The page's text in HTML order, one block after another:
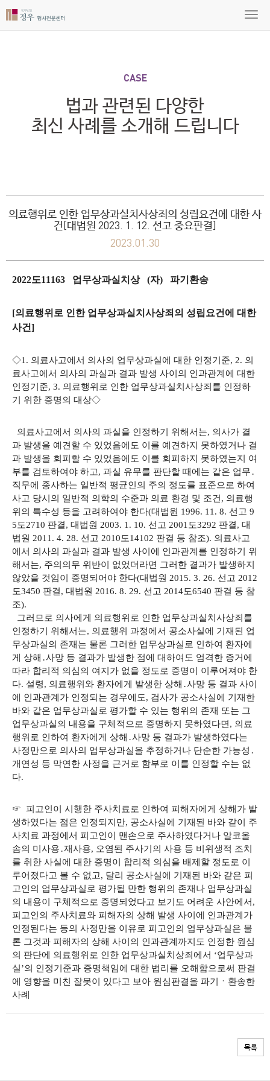
CASE
법과 관련된 다양한
최신 사례를 소개해 드립니다
의료행위로 인한 업무상과실치사상죄의 성립요건에 대한 사
건[대법원 2023. 1. 12. 선고 중요판결]
2023.01.30
2022도11163 업무상과실치상 (자) 파기환송
[의료행위로 인한 업무상과실치사상죄의 성립요건에 대한
사건]
◇1. 의료사고에서 의사의 업무상과실에 대한 인정기준, 2. 의
료사고에서 의사의 과실과 결과 발생 사이의 인과관계에 대한
인정기준, 3. 의료행위로 인한 업무상과실치사상죄를 인정하
기 위한 증명의 대상◇
의료사고에서 의사의 과실을 인정하기 위해서는, 의사가 결
과 발생을 예견할 수 있었음에도 이를 예견하지 못하였거나 결
과 발생을 회피할 수 있었음에도 이를 회피하지 못하였는지 여
부를 검토하여야 하고, 과실 유무를 판단할 때에는 같은 업무․
직무에 종사하는 일반적 평균인의 주의 정도를 표준으로 하여
사고 당시의 일반적 의학의 수준과 의료 환경 및 조건, 의료행
위의 특수성 등을 고려하여야 한다(대법원 1996. 11. 8. 선고 9
5도2710 판결, 대법원 2003. 1. 10. 선고 2001도3292 판결, 대
법원 2011. 4. 28. 선고 2010도14102 판결 등 참조). 의료사고
에서 의사의 과실과 결과 발생 사이에 인과관계를 인정하기 위
해서는, 주의의무 위반이 없었더라면 그러한 결과가 발생하지
않았을 것임이 증명되어야 한다(대법원 2015. 3. 26. 선고 2012
도3450 판결, 대법원 2016. 8. 29. 선고 2014도6540 판결 등 참
조).
그러므로 의사에게 의료행위로 인한 업무상과실치사상죄를
인정하기 위해서는, 의료행위 과정에서 공소사실에 기재된 업
무상과실의 존재는 물론 그러한 업무상과실로 인하여 환자에
게 상해․사망 등 결과가 발생한 점에 대하여도 엄격한 증거에
따라 합리적 의심의 여지가 없을 정도로 증명이 이루어져야 한
다. 설령, 의료행위와 환자에게 발생한 상해․사망 등 결과 사이
에 인과관계가 인정되는 경우에도, 검사가 공소사실에 기재한
바와 같은 업무상과실로 평가할 수 있는 행위의 존재 또는 그
업무상과실의 내용을 구체적으로 증명하지 못하였다면, 의료
행위로 인하여 환자에게 상해․사망 등 결과가 발생하였다는
사정만으로 의사의 업무상과실을 추정하거나 단순한 가능성․
개연성 등 막연한 사정을 근거로 함부로 이를 인정할 수는 없
다.
☞ 피고인이 시행한 주사치료로 인하여 피해자에게 상해가 발
생하였다는 점은 인정되지만, 공소사실에 기재된 바와 같이 주
사치료 과정에서 피고인이 맨손으로 주사하였다거나 알코올
솜의 미사용․재사용, 오염된 주사기의 사용 등 비위생적 조치
를 취한 사실에 대한 증명이 합리적 의심을 배제할 정도로 이
루어졌다고 볼 수 없고, 달리 공소사실에 기재된 바와 같은 피
고인의 업무상과실로 평가될 만한 행위의 존재나 업무상과실
의 내용이 구체적으로 증명되었다고 보기도 어려운 사안에서,
피고인의 주사치료와 피해자의 상해 발생 사이에 인과관계가
인정된다는 등의 사정만을 이유로 피고인의 업무상과실은 물
론 그것과 피해자의 상해 사이의 인과관계까지도 인정한 원심
의 판단에 의료행위로 인한 업무상과실치상죄에서 ‘업무상과
실’의 인정기준과 증명책임에 대한 법리를 오해함으로써 판결
에 영향을 미친 잘못이 있다고 보아 원심판결을 파기ㆍ환송한
사례
목록